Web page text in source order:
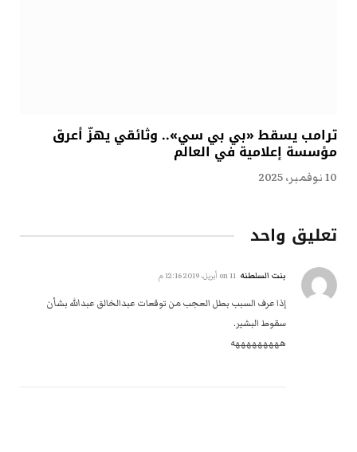
ترامب يسقط «بي بي سي».. وثائقي يهزّ أعرق
مؤسسة إعلامية في العالم
10 نوفمبر، 2025
تعليق واحد
بنت السلطنه 11 أبريل، 2019 12:16 م
إذا عرف السبب بطل العجب من توقعات عبدالخالق عبدالله بشأن
سقوط البشير.
هههههههههه